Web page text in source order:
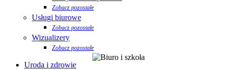
Zobacz pozostałe
Usługi biurowe
Zobacz pozostałe
Wizualizery
Zobacz pozostałe
Uroda i zdrowie